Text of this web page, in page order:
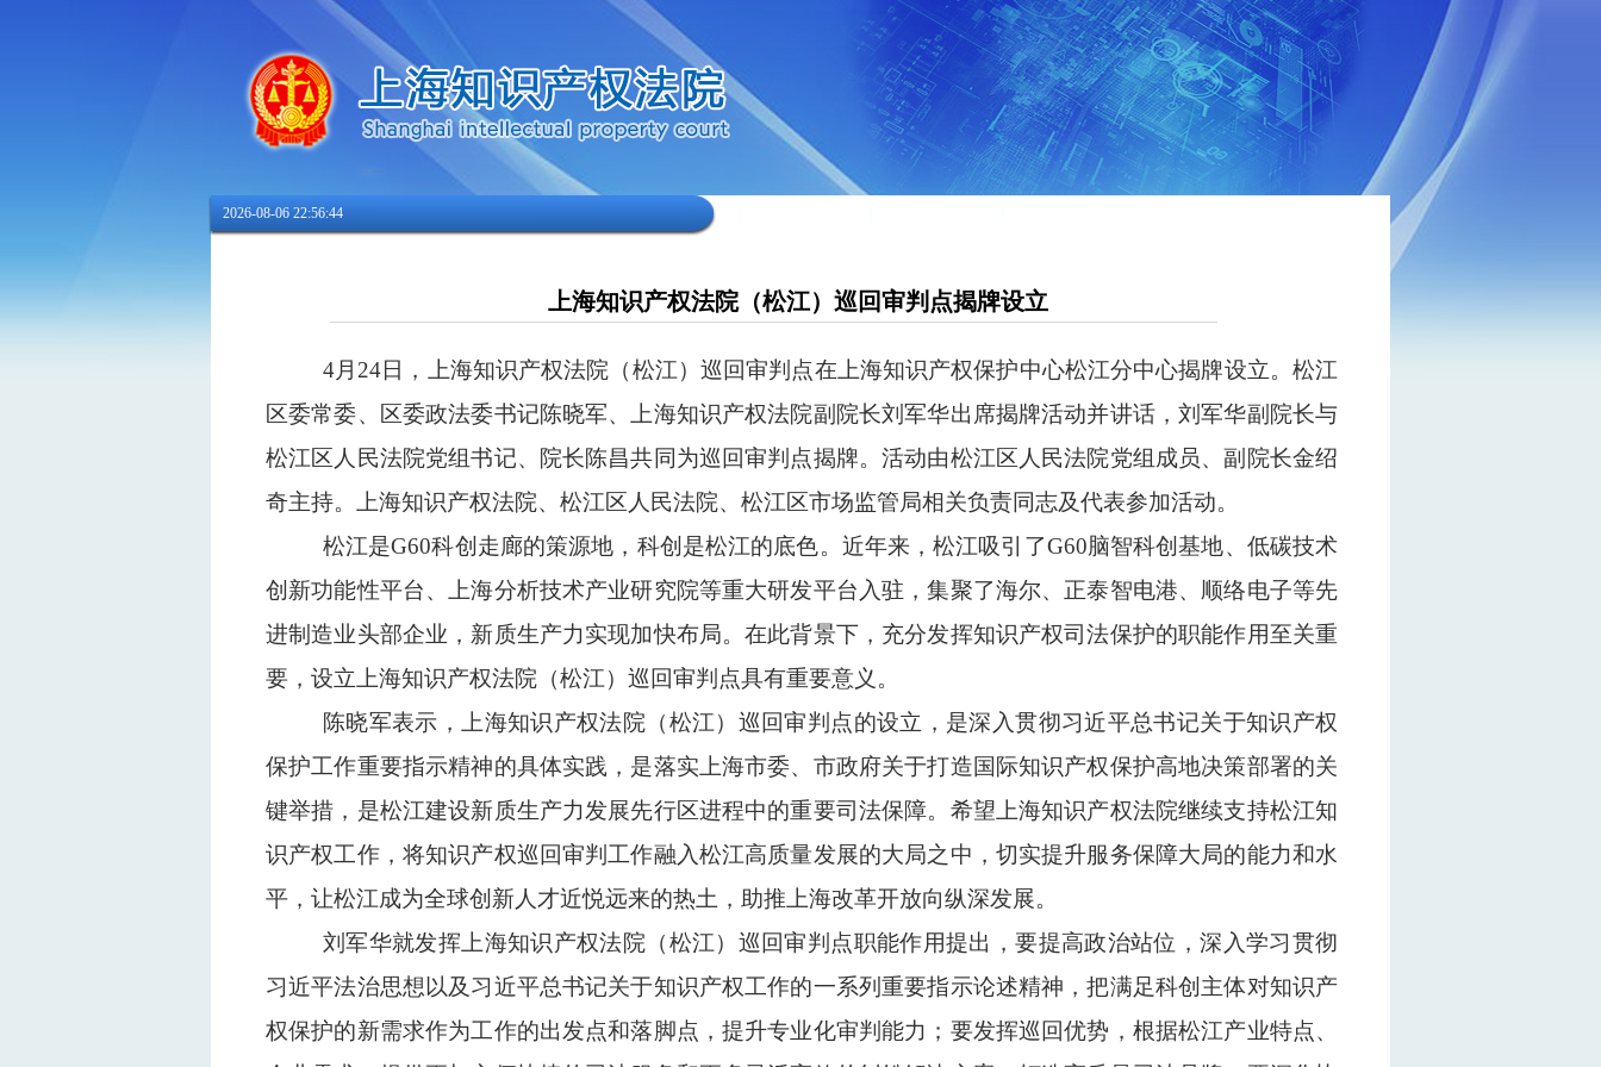
2026-08-06 22:56:44
上海知识产权法院（松江）巡回审判点揭牌设立
4月24日，上海知识产权法院（松江）巡回审判点在上海知识产权保护中心松江分中心揭牌设立。松江
区委常委、区委政法委书记陈晓军、上海知识产权法院副院长刘军华出席揭牌活动并讲话，刘军华副院长与
松江区人民法院党组书记、院长陈昌共同为巡回审判点揭牌。活动由松江区人民法院党组成员、副院长金绍
奇主持。上海知识产权法院、松江区人民法院、松江区市场监管局相关负责同志及代表参加活动。
松江是G60科创走廊的策源地，科创是松江的底色。近年来，松江吸引了G60脑智科创基地、低碳技术
创新功能性平台、上海分析技术产业研究院等重大研发平台入驻，集聚了海尔、正泰智电港、顺络电子等先
进制造业头部企业，新质生产力实现加快布局。在此背景下，充分发挥知识产权司法保护的职能作用至关重
要，设立上海知识产权法院（松江）巡回审判点具有重要意义。
陈晓军表示，上海知识产权法院（松江）巡回审判点的设立，是深入贯彻习近平总书记关于知识产权
保护工作重要指示精神的具体实践，是落实上海市委、市政府关于打造国际知识产权保护高地决策部署的关
键举措，是松江建设新质生产力发展先行区进程中的重要司法保障。希望上海知识产权法院继续支持松江知
识产权工作，将知识产权巡回审判工作融入松江高质量发展的大局之中，切实提升服务保障大局的能力和水
平，让松江成为全球创新人才近悦远来的热土，助推上海改革开放向纵深发展。
刘军华就发挥上海知识产权法院（松江）巡回审判点职能作用提出，要提高政治站位，深入学习贯彻
习近平法治思想以及习近平总书记关于知识产权工作的一系列重要指示论述精神，把满足科创主体对知识产
权保护的新需求作为工作的出发点和落脚点，提升专业化审判能力；要发挥巡回优势，根据松江产业特点、